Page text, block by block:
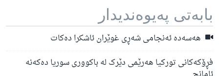
بابه‌تی په‌یوه‌ندیدار
هەسەدە ئەنجامی شەڕی غوێران ئاشکرا دەکات
فڕۆکەکانی تورکیا هەرێمی دێرک لە باکووری سوریا دەکەنە